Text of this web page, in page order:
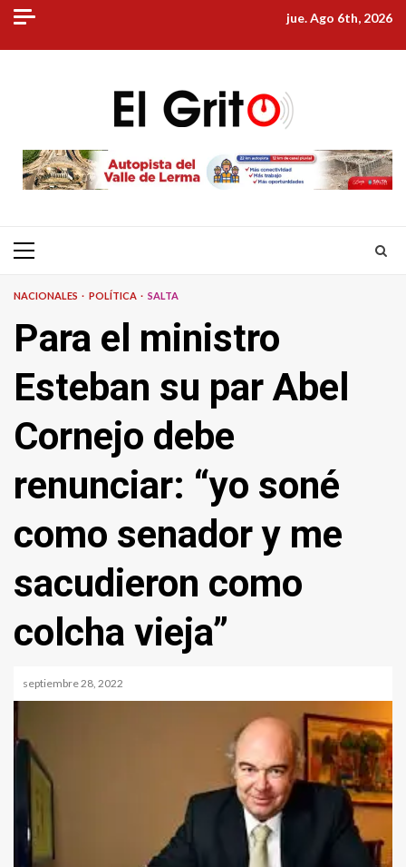
Skip
content
jue. Ago 6th, 2026
Primary
NACIONALES POLÍTICA SALTA
Para el ministro
Esteban su par Abel
Cornejo debe
renunciar: “yo soné
como senador y me
sacudieron como
colcha vieja”
septiembre 28, 2022